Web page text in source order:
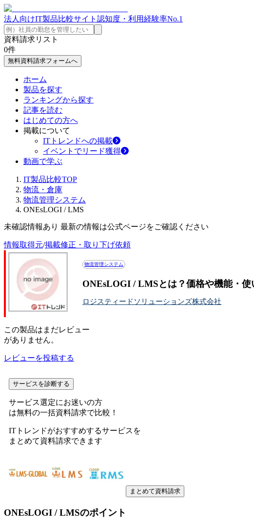
法人向けIT製品比較サイト 認知度・利用経験率No.1
資料請求リスト
0件
無料資料請求フォームへ
ホーム
製品を探す
ランキングから探す
記事を読む
はじめての方へ
掲載について
ITトレンドへの掲載
イベントでリード獲得
動画で学ぶ
IT製品比較TOP
物流・倉庫
物流管理システム
ONEsLOGI / LMS
未確認情報あり 最新の情報は公式ページをご確認ください
情報取得元/掲載修正・取り下げ依頼
物流管理システム
ONEsLOGI / LMSとは？価格や機能・使
ロジスティードソリューションズ株式会社
この製品はまだレビュー
がありません。
レビューを投稿する
サービスを診断する
サービス選定にお迷いの方
は無料の一括資料請求で比較！
ITトレンドがおすすめするサービスを
まとめて資料請求できます
まとめて資料請求
ONEsLOGI / LMSのポイント